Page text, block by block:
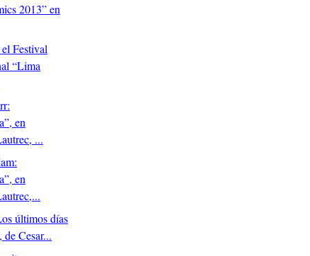
2013” en
Festival
“Lima
en
...
en
últimos días
Cesar...